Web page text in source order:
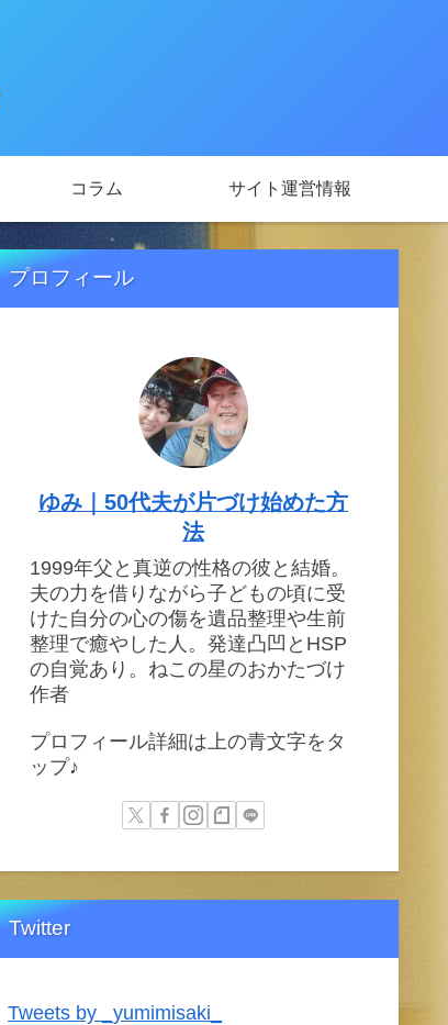
コラム サイト運営情報
プロフィール
ゆみ｜50代夫が片づけ始めた方
法
1999年父と真逆の性格の彼と結婚。
夫の力を借りながら子どもの頃に受
けた自分の心の傷を遺品整理や生前
整理で癒やした人。発達凸凹とHSP
の自覚あり。ねこの星のおかたづけ
作者
プロフィール詳細は上の青文字をタ
ップ♪
Twitter
Tweets by _yumimisaki_